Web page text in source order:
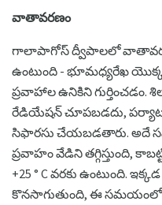
వాతావరణం
గాలాపాగోస్ ద్వీపాలలో
ఉంటుంది - భూమధ్యరేఖ
ప్రవాహాల ఉనికిని గుర్తించడం.
రేడియేషన్ చూపబడదు,
సిఫారసు చేయబడతారు. అదే
ప్రవాహం వేడిని తగ్గిస్తుంది,
+25 ° C వరకు ఉంటుంది.
కొనసాగుతుంది, ఈ సమయంలో వేడి